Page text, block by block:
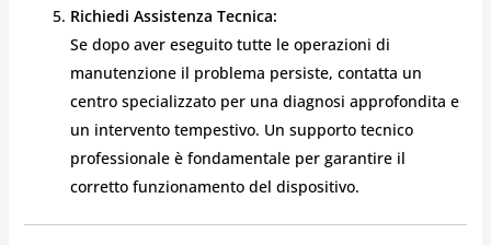
Richiedi Assistenza Tecnica:
Se dopo aver eseguito tutte le operazioni di
manutenzione il problema persiste, contatta un
centro specializzato per una diagnosi approfondita e
un intervento tempestivo. Un supporto tecnico
professionale è fondamentale per garantire il
corretto funzionamento del dispositivo.